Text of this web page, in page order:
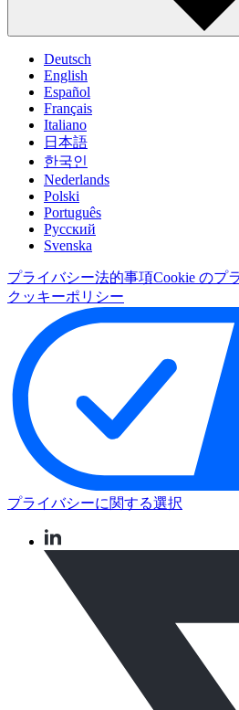
Deutsch
English
Español
Français
Italiano
日本語
한국인
Nederlands
Polski
Português
Pусский
Svenska
プライバシー法的事項Cookie のプ
クッキーポリシー
プライバシーに関する選択